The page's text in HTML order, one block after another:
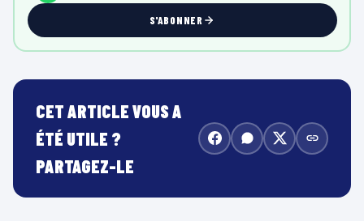
S'ABONNER
CET ARTICLE VOUS A
ÉTÉ UTILE ?
PARTAGEZ-LE